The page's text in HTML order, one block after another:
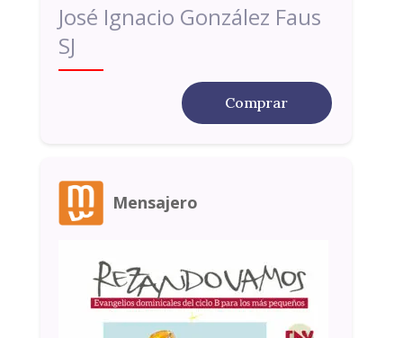
José Ignacio González Faus
SJ
Comprar
Mensajero